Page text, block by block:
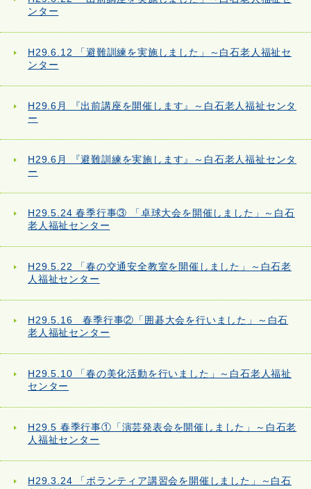
ンター
H29.6.12 「避難訓練を実施しました」～白石老人福祉セ
ンター
H29.6月 『出前講座を開催します』～白石老人福祉センタ
ー
H29.6月 『避難訓練を実施します』～白石老人福祉センタ
ー
H29.5.24 春季行事③ 「卓球大会を開催しました」～白石
老人福祉センター
H29.5.22 「春の交通安全教室を開催しました」～白石老
人福祉センター
H29.5.16 春季行事②「囲碁大会を行いました」～白石
老人福祉センター
H29.5.10 「春の美化活動を行いました」～白石老人福祉
センター
H29.5 春季行事①「演芸発表会を開催しました」～白石老
人福祉センター
H29.3.24 「ボランティア講習会を開催しました」～白石